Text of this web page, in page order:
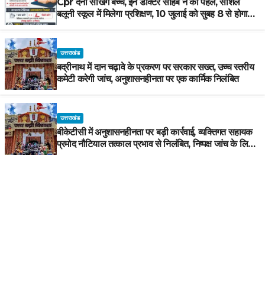
बलूनी स्कूल में मिलेगा प्रशिक्षण, 10 जुलाई को सुबह 8 से होगा
उत्तराखंड
बद्रीनाथ में दान चढ़ावे के प्रकरण पर सरकार सख्त, उच्च स्तरीय
कमेटी करेगी जांच, अनुशासनहीनता पर एक कार्मिक निलंबित
उत्तराखंड
बीकेटीसी में अनुशासनहीनता पर बड़ी कार्रवाई, व्यक्तिगत सहायक
प्रमोद नौटियाल तत्काल प्रभाव से निलंबित, निष्पक्ष जांच के लिए